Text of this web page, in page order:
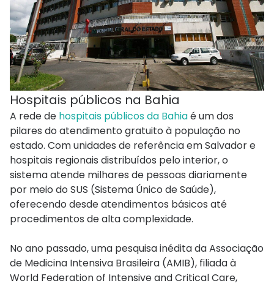
Hospitais públicos na Bahia
A rede de hospitais públicos da Bahiaé um dos
pilares do atendimento gratuito à população no
estado. Com unidades de referência em Salvador e
hospitais regionais distribuídos pelo interior, o
sistema atende milhares de pessoas diariamente
por meio do SUS (Sistema Único de Saúde),
oferecendo desde atendimentos básicos até
procedimentos de alta complexidade.
No ano passado, uma pesquisa inédita da Associação
de Medicina Intensiva Brasileira (AMIB), filiada à
World Federation of Intensive and Critical Care,